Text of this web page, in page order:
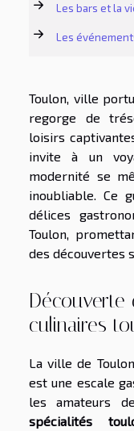
Les bars et la
Les
Toulon, ville
regorge de
loisirs
invite à un
modernité se
inoubliable. Ce
délices
Toulon,
des découvertes
Découverte
culinaires
La ville de
est une escale
les amateurs
spécialités